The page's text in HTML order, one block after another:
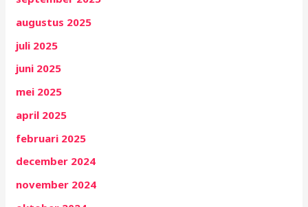
augustus 2025
juli 2025
juni 2025
mei 2025
april 2025
februari 2025
december 2024
november 2024